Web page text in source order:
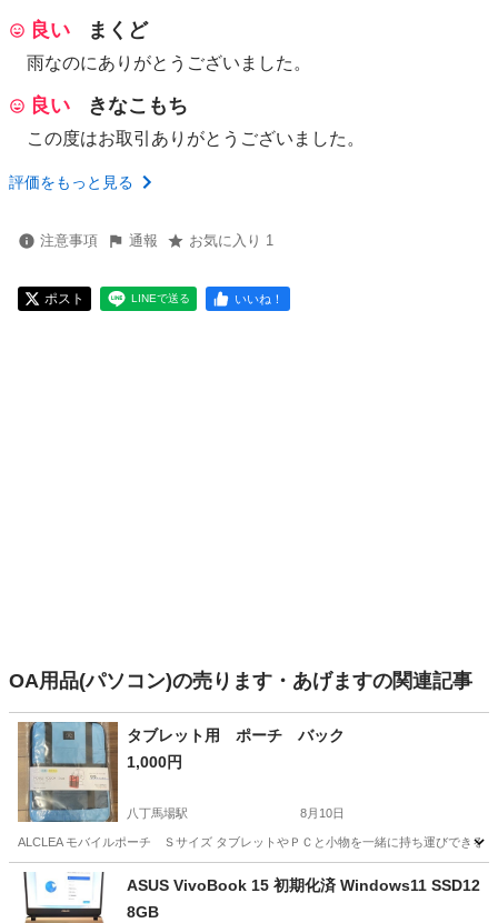
良い まくど
雨なのにありがとうございました。
良い きなこもち
この度はお取引ありがとうございました。
評価をもっと見る
注意事項 通報 お気に入り 1
ポスト LINEで送る いいね！
OA用品(パソコン)の売ります・あげますの関連記事
タブレット用 ポーチ バック
1,000円
八丁馬場駅 8月10日
ALCLEA モバイルポーチ Ｓサイズ タブレットやＰＣと小物を一緒に持ち運びできる
熊本 熊本市 タブレット
ASUS VivoBook 15 初期化済 Windows11 SSD12
8GB